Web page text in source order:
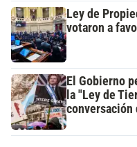
Ley de
votaron a
El Gobierno
la "Ley de
conversación